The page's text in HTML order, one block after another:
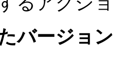
バージョ